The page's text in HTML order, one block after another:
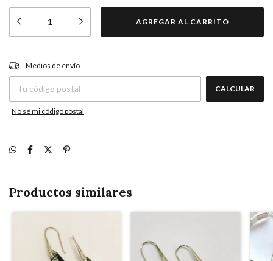
Entregas para el CP:
Medios de envío
CALCULAR
No sé mi código postal
Productos similares